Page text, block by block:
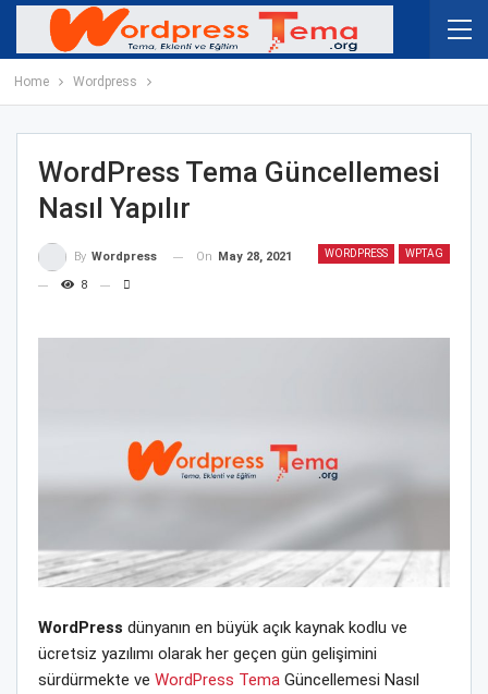
Home Wordpress
WordPress Tema Güncellemesi
Nasıl Yapılır
WORDPRESS WPTAG
By Wordpress On May 28, 2021
8
WordPress dünyanın en büyük açık kaynak kodlu ve
ücretsiz yazılımı olarak her geçen gün gelişimini
sürdürmekte ve WordPress Tema Güncellemesi Nasıl